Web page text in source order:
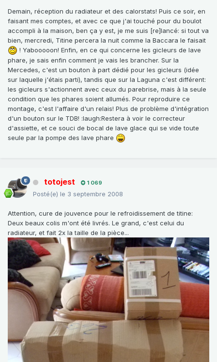
Demain, réception du radiateur et des calorstats! Puis ce soir, en
faisant mes comptes, et avec ce que j'ai touché pour du boulot
accompli à la maison, ben ça y est, je me suis [re]lancé: si tout va
bien, mercredi, Titine percera la nuit comme la Baccara le faisait
! Yabooooon! Enfin, en ce qui concerne les gicleurs de lave
phare, je sais enfin comment je vais les brancher. Sur la
Mercedes, c'est un bouton à part dédié pour les gicleurs (idée
sur laquelle j'étais parti), tandis que sur la Laguna c'est différent:
les gicleurs s'actionnent avec ceux du parebrise, mais à la seule
condition que les phares soient allumés. Pour reproduire ce
montage, c'est l'affaire d'un relais! Plus de problème d'intégration
d'un bouton sur le TDB! :laugh:Restera à voir le correcteur
d'assiette, et ce souci de bocal de lave glace qui se vide toute
seule par la pompe des lave phare
totojest 1 069
Posté(e) le 3 septembre 2008
Attention, cure de jouvence pour le refroidissement de titine:
Deux beaux colis m'ont été livrés. Le grand, c'est celui du
radiateur, et fait 2x la taille de la pièce...